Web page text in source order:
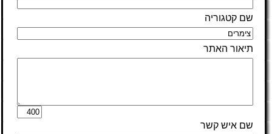
שם קטגוריה
תיאור האתר
שם איש קשר